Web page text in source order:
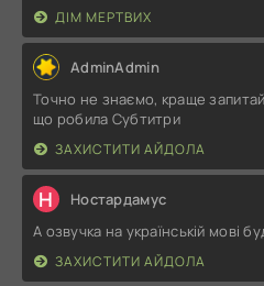
ДІМ МЕРТВИХ
AdminAdmin
Точно не знаємо, краще
що робила Субтитри
ЗАХИСТИТИ АЙДОЛА
Н Ностардамус
А озвучка на українській мові
ЗАХИСТИТИ АЙДОЛА